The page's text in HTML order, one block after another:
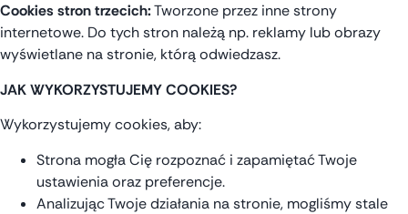
Cookies stron trzecich:Tworzone przez inne strony
internetowe. Do tych stron należą np. reklamy lub obrazy
wyświetlane na stronie, którą odwiedzasz.
JAK WYKORZYSTUJEMY COOKIES?
Wykorzystujemy cookies, aby:
Strona mogła Cię rozpoznać i zapamiętać Twoje
ustawienia oraz preferencje.
Analizując Twoje działania na stronie, mogliśmy stale